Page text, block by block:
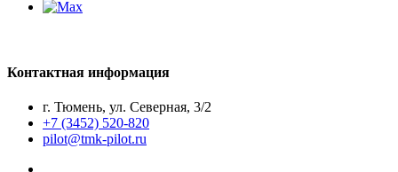
Контактная информация
г. Тюмень, ул. Северная, 3/2
+7 (3452) 520-820
pilot@tmk-pilot.ru